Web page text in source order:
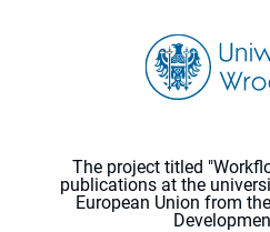
The project titled
publications at the
European Union from